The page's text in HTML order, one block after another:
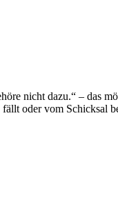
nicht dazu.“ – das
fällt oder vom Schicksal